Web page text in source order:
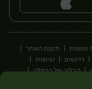
תקנון האתר
דרושים
נגישות
הבלוג של כרמלה